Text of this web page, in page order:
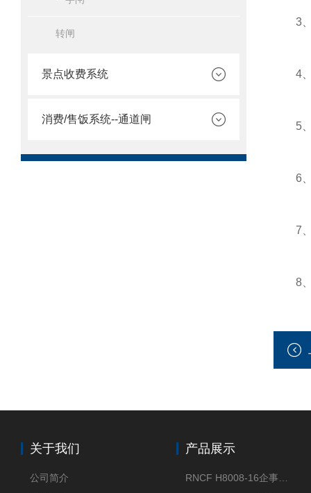
转闸
景点收费系统
消费/售饭系统--通道闸
3、
4、
5、
6、
7、
8、
关于我们
公司简介
产品展示